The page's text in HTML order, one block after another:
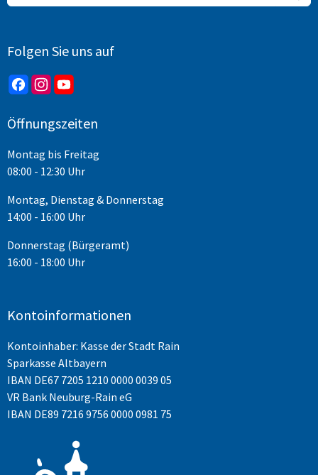
Folgen Sie uns auf
Öffnungszeiten
Montag bis Freitag
08:00 - 12:30 Uhr
Montag, Dienstag & Donnerstag
14:00 - 16:00 Uhr
Donnerstag (Bürgeramt)
16:00 - 18:00 Uhr
Kontoinformationen
Kontoinhaber: Kasse der Stadt Rain
Sparkasse Altbayern
IBAN DE67 7205 1210 0000 0039 05
VR Bank Neuburg-Rain eG
IBAN DE89 7216 9756 0000 0981 75